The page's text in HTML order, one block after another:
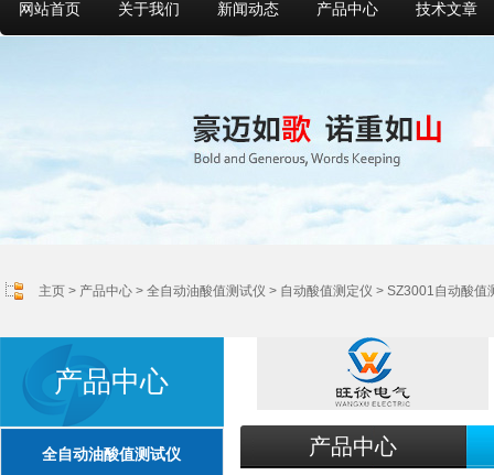
网站首页 关于我们 新闻动态 产品中心 技术文章
主页 > 产品中心 > 全自动油酸值测试仪 > 自动酸值测定仪 > SZ3001自动酸值
产品中心
全自动油酸值测试仪 产品中心